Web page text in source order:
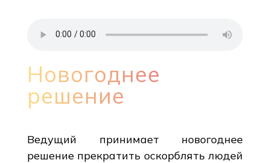
Новогоднее
решение
Ведущий принимает новогоднее
решение прекратить оскорблять людей